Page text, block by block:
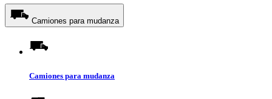
Camiones para mudanza
Camiones para mudanza